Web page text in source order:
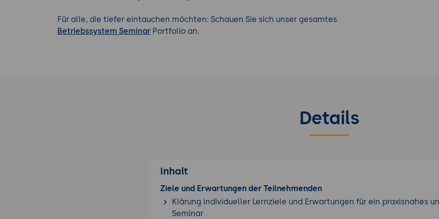
Für alle, die tiefer eintauchen möchten: Schauen Sie sich unser gesamtes
Betriebssystem Seminar Portfolio an.
Details
Inhalt
Ziele und Erwartungen der Teilnehmenden
Klärung individueller Lernziele und Erwartungen für ein praxisnahes
Seminar